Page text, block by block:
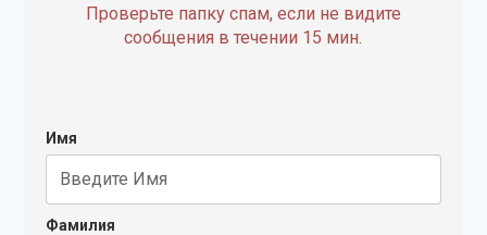
Проверьте папку спам, если не видите
сообщения в течении 15 мин.
Имя
Фамилия